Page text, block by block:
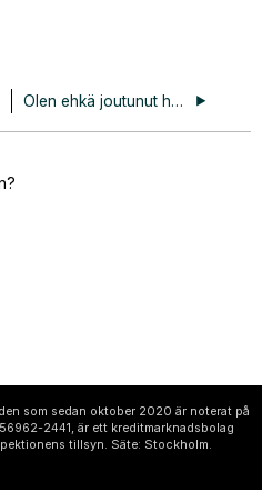
Olen ehkä joutunut huijauksen kohteeksi - mitä minun pitäisi tehdä?
som sedan oktober 2020 är noterat på
2441, är ett kreditmarknadsbolag
tillsyn. Säte: Stockholm.